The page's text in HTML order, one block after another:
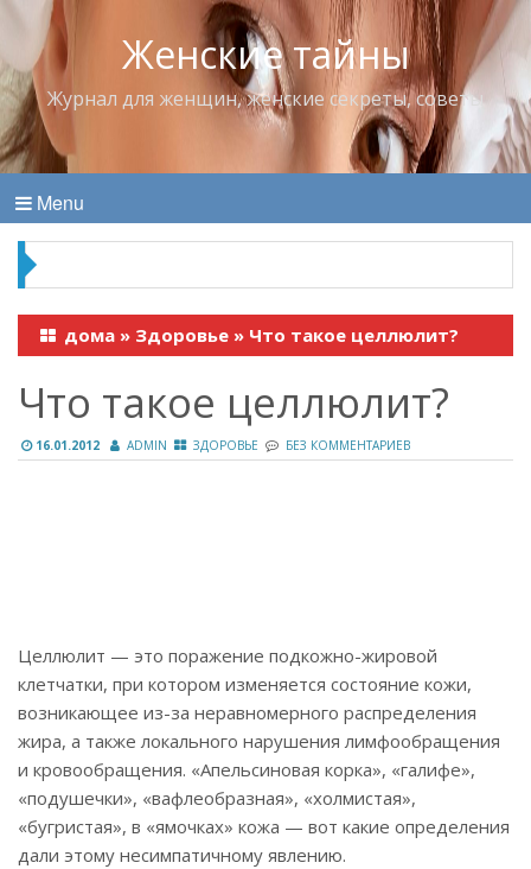
Женские тайны
Журнал для женщин, женские секреты, советы
Menu
дома » Здоровье » Что такое целлюлит?
Что такое целлюлит?
16.01.2012 ADMIN ЗДОРОВЬЕ БЕЗ КОММЕНТАРИЕВ
Целлюлит — это поражение подкожно-жировой
клетчатки, при котором изменяется состояние кожи,
возникающее из-за неравномерного распределения
жира, а также локального нарушения лимфообращения
и кровообращения. «Апельсиновая корка», «галифе»,
«подушечки», «вафлеобразная», «холмистая»,
«бугристая», в «ямочках» кожа — вот какие определения
дали этому несимпатичному явлению.